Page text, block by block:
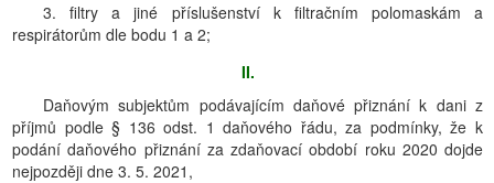
3. filtry a jiné příslušenství k filtračním polomaskám a
respirátorům dle bodu 1 a 2;
II.
Daňovým subjektům podávajícím daňové přiznání k dani z
příjmů podle § 136 odst. 1 daňového řádu, za podmínky, že k
podání daňového přiznání za zdaňovací období roku 2020 dojde
nejpozději dne 3. 5. 2021,